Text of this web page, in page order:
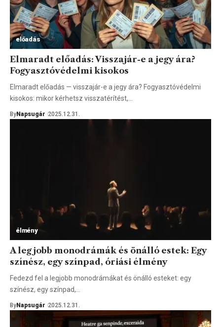
előadás
Elmaradt előadás: Visszajár-e a jegy ára?
Fogyasztóvédelmi kisokos
Elmaradt előadás — visszajár-e a jegy ára? Fogyasztóvédelmi
kisokos: mikor kérhetsz visszatérítést,…
By Napsugár 2025.12.31.
élmény
A legjobb monodrámák és önálló estek: Egy
színész, egy színpad, óriási élmény
Fedezd fel a legjobb monodrámákat és önálló esteket: egy
színész, egy színpad,…
By Napsugár 2025.12.31.